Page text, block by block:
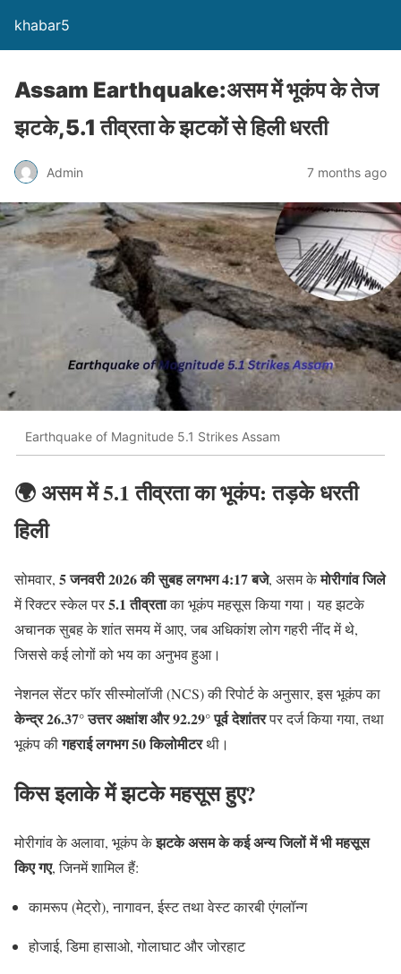
khabar5
Assam Earthquake:असम में भूकंप के तेज
झटके,5.1 तीव्रता के झटकों से हिली धरती
Admin 7 months ago
Earthquake of Magnitude 5.1 Strikes Assam
🌍 असम में 5.1 तीव्रता का भूकंप: तड़के धरती
हिली
सोमवार, 5 जनवरी 2026 की सुबह लगभग 4:17 बजे, असम केमोरीगांव जिले
में रिक्टर स्केल पर5.1 तीव्रताका भूकंप महसूस किया गया। यह झटके
अचानक सुबह के शांत समय में आए, जब अधिकांश लोग गहरी नींद में थे,
जिससे कई लोगों को भय का अनुभव हुआ।
नेशनल सेंटर फॉर सीस्मोलॉजी (NCS) की रिपोर्ट के अनुसार, इस भूकंप का
केन्द्र 26.37° उत्तर अक्षांश और 92.29° पूर्व देशांतरपर दर्ज किया गया, तथा
भूकंप कीगहराई लगभग 50 किलोमीटरथी।
किस इलाके में झटके महसूस हुए?
मोरीगांव के अलावा, भूकंप केझटके असम के कई अन्य जिलों में भी महसूस
किए गए, जिनमें शामिल हैं:
कामरूप (मेट्रो), नागावन, ईस्ट तथा वेस्ट कारबी एंगलॉन्ग
होजाई, डिमा हासाओ, गोलाघाट और जोरहाट